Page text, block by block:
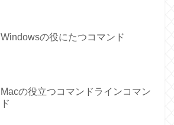
Windowsの役にたつコマンド
Macの役立つコマンドラインコマン
ド